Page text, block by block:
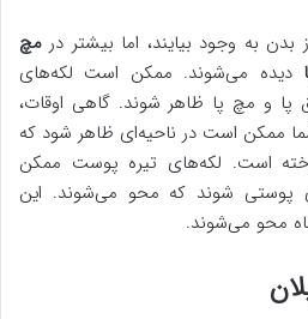
به وجود بیایند، اما بیشتر در مچ
دیده می‌شوند. ممکن است لکه‌های
و مچ پا ظاهر شوند. گاهی اوقات،
ممکن است در ناحیه‌ای ظاهر شود که
است. لکه‌های تیره پوست ممکن
پوستی شوند که محو می‌شوند. این
محو می‌شوند.